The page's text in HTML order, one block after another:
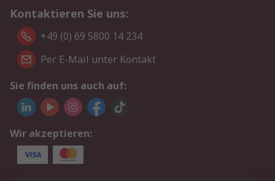
Kontaktieren Sie uns:
+49 (0) 69 5800 14 234
Per E-Mail unter Kontakt
Sie finden uns auch auf:
Wir akzeptieren: